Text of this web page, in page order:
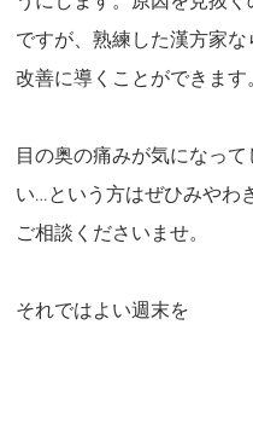
ですが、熟練した漢方家な
改善に導くことができます。
目の奥の痛みが気になっ
い…という方はぜひみやわ
ご相談くださいませ。
それではよい週末を